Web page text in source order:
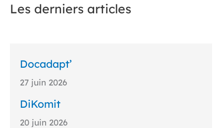
Les derniers articles
Docadapt’
27 juin 2026
DiKomit
20 juin 2026